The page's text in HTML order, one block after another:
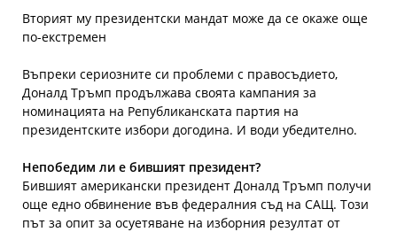
Вторият му президентски мандат може да се окаже още
по-екстремен
Въпреки сериозните си проблеми с правосъдието,
Доналд Тръмп продължава своята кампания за
номинацията на Републиканската партия на
президентските избори догодина. И води убедително.
Непобедим ли е бившият президент?
Бившият американски президент Доналд Тръмп получи
още едно обвинение във федералния съд на САЩ. Този
път за опит за осуетяване на изборния резултат от